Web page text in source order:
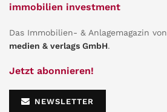
immobilien investment
Das Immobilien- & Anlagemagazin von
medien & verlags GmbH.
Jetzt abonnieren!
NEWSLETTER